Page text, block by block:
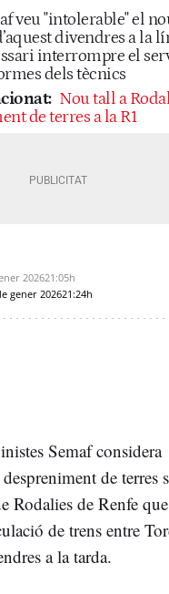
veu "intolerable" el
divendres a la
interrompre el
dels tècnics
Nou tall a
de terres a la R1
202621:05h
gener 202621:24h
Semaf considera
de terres
Rodalies de Renfe
de trens entre
a la tarda.